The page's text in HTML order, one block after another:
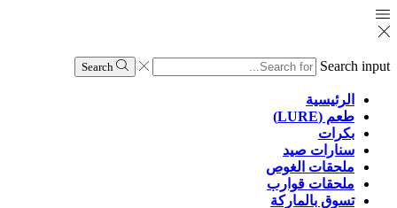
Search input
Search
الرئيسية
طعم (LURE)
بكرات
سنارات صيد
ملحقات الغوص
ملحقات قوارب
تسوق بالماركة